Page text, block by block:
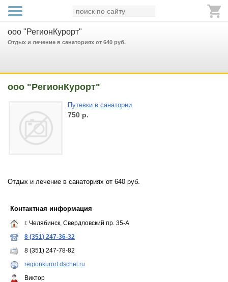
ооо "РегионКурорт"
Отдых и лечение в санаториях от 640 руб.
ооо "РегионКурорт"
Путевки в санатории
750 р.
Отдых и лечение в санаториях от 640 руб.
Контактная информация
г. Челябинск, Свердловский пр. 35-А
8 (351) 247-36-32
8 (351) 247-78-82
regionkurort.dschel.ru
Виктор